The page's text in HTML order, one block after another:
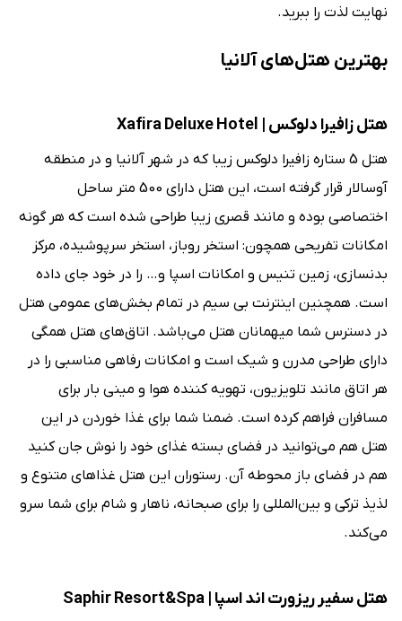
نهایت لذت را ببرید.
بهترین هتل‌های آلانیا
هتل زافیرا دلوکس | Xafira Deluxe Hotel
هتل 5 ستاره زافیرا دلوکس زیبا که در شهر آلانیا و در منطقه
آوسالار قرار گرفته است، این هتل دارای 500 متر ساحل
اختصاصی بوده و مانند قصری زیبا طراحی شده است که هر گونه
امکانات تفریحی همچون: استخر روباز، استخر سرپوشیده، مرکز
بدنسازی، زمین تنیس و امکانات اسپا و… را در خود جای داده
است. همچنین اینترنت بی ‌سیم در تمام بخش‌‌های عمومی هتل
در دسترس شما میهمانان هتل می‌باشد. اتاق‌‌های هتل همگی
دارای طراحی مدرن و شیک است و امکانات رفاهی مناسبی را در
هر اتاق مانند تلویزیون، تهویه کننده هوا و مینی بار برای
مسافران فراهم کرده است. ضمنا شما برای غذا خوردن در این
هتل هم می‌توانید در فضای بسته غذای خود را نوش جان کنید
هم در فضای باز محوطه آن. رستوران این هتل غذاهای متنوع و
لذیذ ترکی و بین‌المللی را برای صبحانه، ناهار و شام برای شما سرو
می‌کند.
هتل سفیر ریزورت اند اسپا | Saphir Resort&Spa